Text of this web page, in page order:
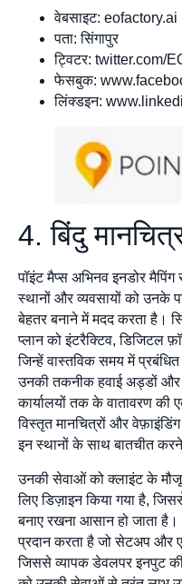
वेबसाइट: eofactory.ai
पता: सिंगापुर
ट्विटर: twitter.com/
फेसबुक:
लिंक्डइन:
4. बिंदु
पॉइंट मैप्स अभिनव इनडोर मैपिंग
स्थानों और व्यवसायों को उनके
बेहतर बनाने में मदद करता है।
प्लान को इंटरैक्टिव, डिजिटल
जिन्हें वास्तविक समय में
उनकी तकनीक हवाई अड्डों और
कार्यालयों तक के वातावरण
विस्तृत मानचित्रों और
इन स्थानों के साथ बातचीत
उनकी सेवाओं को क्लाइंट के
लिए डिज़ाइन किया गया है,
बनाए रखना आसान हो जाता
प्रदान करता है जो सेटअप और
जिससे व्यापक डेवलपर इनपुट